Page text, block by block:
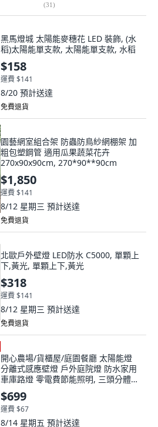
(31)
黑馬燈城 太陽能麥穗花 LED 裝飾, (水
稻)太陽能單支款, 太陽能單支款, 水稻
$158
運費 $141
8/20 預計送達
免費退貨
園藝網室組合架 防蟲防鳥紗網棚架 加
粗包塑鋼管 適用瓜果蔬菜花卉
270x90x90cm, 270*90**90cm
$1,850
運費 $141
8/12 星期三 預計送達
免費退貨
北歐戶外壁燈 LED防水 C5000, 單顆上
下,黃光, 單顆上下,黃光
$318
運費 $141
8/12 星期三 預計送達
免費退貨
開心農場/貨櫃屋/庭園餐廳 太陽能燈
分離式感應壁燈 戶外庭院燈 防水家用
車庫路燈 零電費節能照明, 三頭分體方
形遙控168LED
$699
運費 $67
8/14 星期五 預計送達